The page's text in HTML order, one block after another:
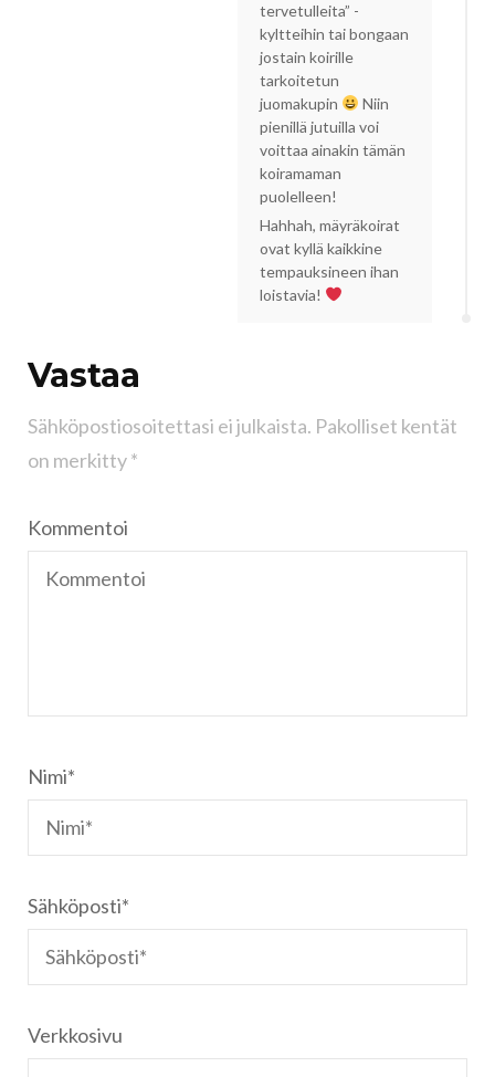
tervetulleita” -
kyltteihin tai bongaan
jostain koirille
tarkoitetun
juomakupin
Niin
pienillä jutuilla voi
voittaa ainakin tämän
koiramaman
puolelleen!
Hahhah, mäyräkoirat
ovat kyllä kaikkine
tempauksineen ihan
loistavia!
Vastaa
Sähköpostiosoitettasi ei julkaista. Pakolliset kentät
on merkitty*
Kommentoi
Nimi*
Sähköposti*
Verkkosivu